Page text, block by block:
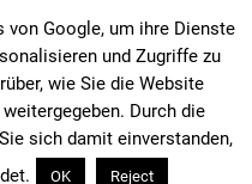
von Google, um ihre Dienste
und Zugriffe zu
wie Sie die Website
Durch die
sich damit einverstanden,
OK Reject